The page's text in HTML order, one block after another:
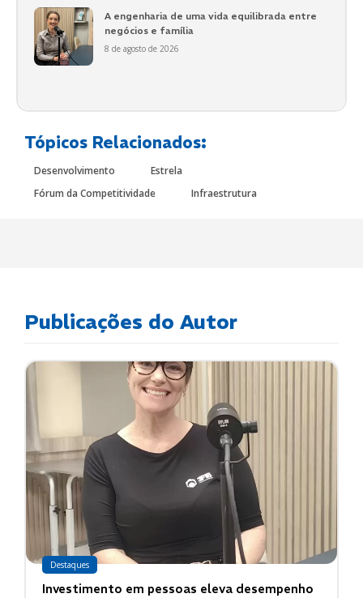
A engenharia de uma vida equilibrada entre
negócios e família
8 de agosto de 2026
Tópicos Relacionados:
Desenvolvimento
Estrela
Fórum da Competitividade
Infraestrutura
Publicações do Autor
Destaques
Investimento em pessoas eleva desempenho